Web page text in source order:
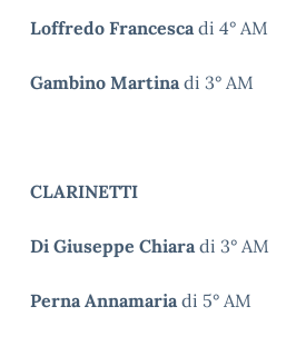
Loffredo Francescadi 4° AM
Gambino Martinadi 3° AM
CLARINETTI
Di Giuseppe Chiaradi 3° AM
Perna Annamariadi 5° AM